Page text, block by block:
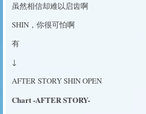
虽然相信却难以启齿啊
SHIN，你很可怕啊
有
↓
AFTER STORY SHIN OPEN
Chart -AFTER STORY-